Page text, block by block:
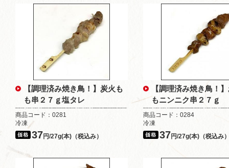
【調理済み焼き鳥！】炭火も
も串２７ｇ塩タレ
商品コード：0281
冷凍
37円/27g(本)（税込み）
【調理済み焼き鳥！
もニンニク串２７ｇ
商品コード：0284
冷凍
37円/27g(本)（税込み